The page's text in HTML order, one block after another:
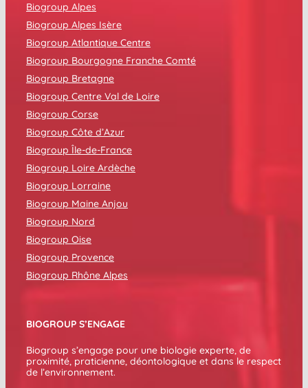
Biogroup Alpes
Biogroup Alpes Isère
Biogroup Atlantique Centre
Biogroup Bourgogne Franche Comté
Biogroup Bretagne
Biogroup Centre Val de Loire
Biogroup Corse
Biogroup Côte d’Azur
Biogroup Île-de-France
Biogroup Loire Ardèche
Biogroup Lorraine
Biogroup Maine Anjou
Biogroup Nord
Biogroup Oise
Biogroup Provence
Biogroup Rhône Alpes
BIOGROUP S’ENGAGE
Biogroup s’engage pour une biologie experte, de
proximité, praticienne, déontologique et dans le respect
de l’environnement.